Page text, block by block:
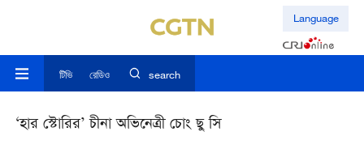
Language
টিভি রেডিও search
‘হার স্টোরির’ চীনা অভিনেত্রী চোং ছু সি